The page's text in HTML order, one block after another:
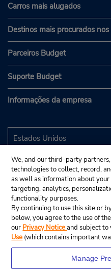
Carros mais alugados
Destinos mais procurados
Parceiros Budget
Suporte Budget
Informações da empresa
We, and our third-party
technologies to collect, record,
as well as information about
targeting, analytics,
functionality purposes.
By continuing to use this site or
below, you agree to the use of
our Privacy Noticeand subject
Use (which contains important
Manage